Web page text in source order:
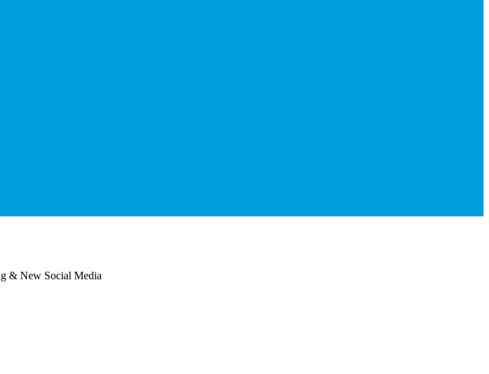
& New Social Media